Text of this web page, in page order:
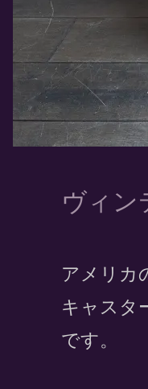
ヴィン
アメリカ
キャスタ
です。